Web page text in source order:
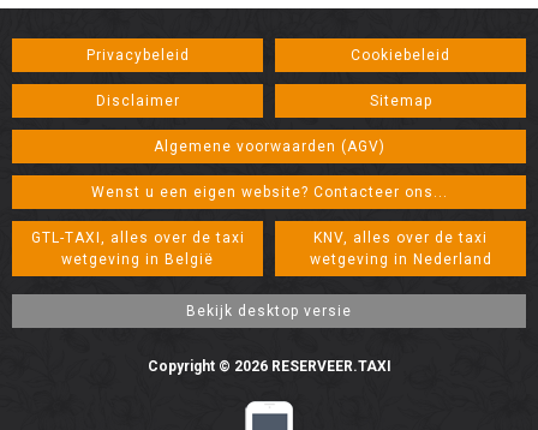
Privacybeleid Cookiebeleid
Disclaimer Sitemap
Algemene voorwaarden (AGV)
Wenst u een eigen website? Contacteer ons...
GTL-TAXI, alles over de taxi
wetgeving in België
KNV, alles over de taxi
wetgeving in Nederland
Copyright © 2026 RESERVEER.TAXI